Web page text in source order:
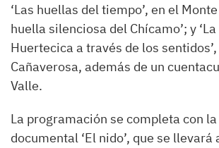
‘Las huellas del tiempo’, en el
huella silenciosa del Chícamo’; y
Huertecica a través de los sentidos’,
Cañaverosa, además de un
Valle.
La programación se completa con
documental ‘El nido’, que se llevará